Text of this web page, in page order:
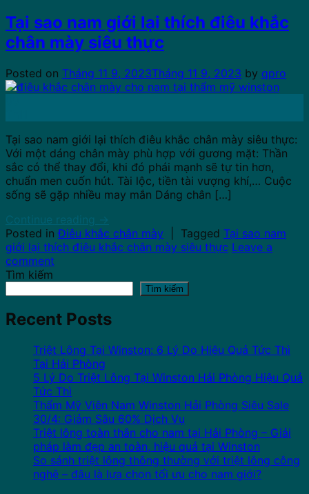
Tại sao nam giới lại thích điêu khắc
chân mày siêu thực
Posted on Tháng 11 9, 2023Tháng 11 9, 2023 by qpro
Tại sao nam giới lại thích điêu khắc chân mày siêu thực:
Với một dáng chân mày phù hợp với gương mặt: Thần
sắc có thể thay đổi, khi đó phái mạnh sẽ tự tin hơn,
chuẩn men cuốn hút. Tài lộc, tiền tài vượng khí,… Cuộc
sống sẽ gặp nhiều may mắn Dáng chân […]
Continue reading
→
Posted inĐiêu khắc chân mày Tagged Tại sao nam
giới lại thích điêu khắc chân mày siêu thực Leave a
comment
Tìm kiếm
Tìm kiếm
Recent Posts
Triệt Lông Tại Winston: 6 Lý Do Hiệu Quả Tức Thì
Tại Hải Phòng
5 Lý Do Triệt Lông Tại Winston Hải Phòng Hiệu Quả
Tức Thì
Thẩm Mỹ Viện Nam Winston Hải Phòng Siêu Sale
30/4: Giảm Sâu 60% Dịch Vụ
Triệt lông toàn thân cho nam tại Hải Phòng – Giải
pháp làm đẹp an toàn, hiệu quả tại Winston
So sánh triệt lông thông thường với triệt lông công
nghệ – đâu là lựa chọn tối ưu cho nam giới?